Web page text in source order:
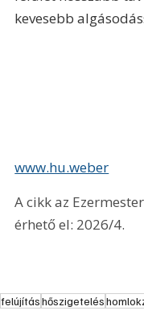
kevesebb
www.hu.weber
A cikk az
érhető el: 2026/4.
felújításhőszigetelés